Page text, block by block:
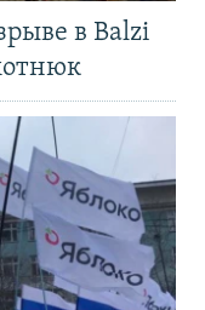
в Balzi